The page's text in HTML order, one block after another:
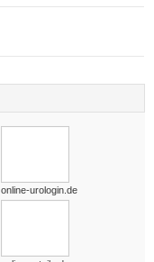
online-urologin.de